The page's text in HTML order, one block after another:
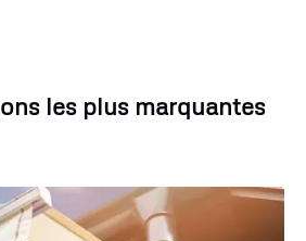
les plus marquantes